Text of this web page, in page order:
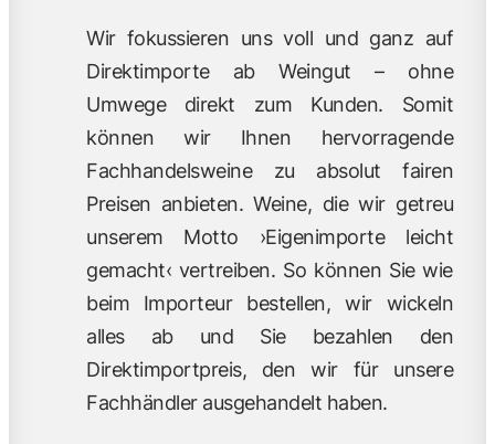
Wir fokussieren uns voll und ganz auf
Direktimporte ab Weingut – ohne
Umwege direkt zum Kunden. Somit
können wir Ihnen hervorragende
Fachhandelsweine zu absolut fairen
Preisen anbieten. Weine, die wir getreu
unserem Motto ›Eigenimporte leicht
gemacht‹ vertreiben. So können Sie wie
beim Importeur bestellen, wir wickeln
alles ab und Sie bezahlen den
Direktimportpreis, den wir für unsere
Fachhändler ausgehandelt haben.